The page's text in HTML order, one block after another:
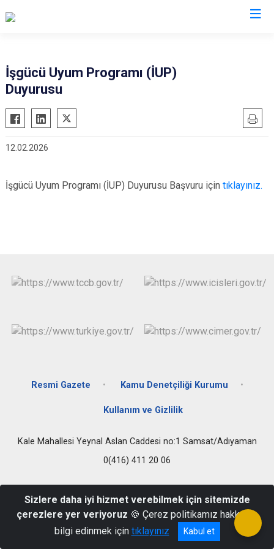
Besni
Çelikhan
Gölbaşı
Samsat
İşgücü Uyum Programı (İUP)
Duyurusu
12.02.2026
İşgücü Uyum Programı (İUP) Duyurusu Başvuru için tıklayınız.
Resmi Gazete Kamu Denetçiliği Kurumu
Kullanım ve Gizlilik
Kale Mahallesi Yeynal Aslan Caddesi no:1 Samsat/Adıyaman
0(416) 411 20 06
Sizlere daha iyi hizmet verebilmek için sitemizde
çerezlere yer veriyoruz 🍪 Çerez politikamız hakkında
bilgi edinmek için tıklayınız Kabul et